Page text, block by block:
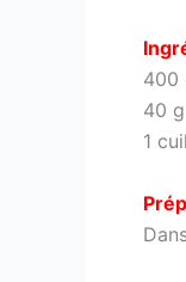
400
40
1